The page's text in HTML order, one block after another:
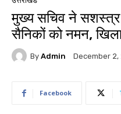
मुख्य सचिव ने सशस्त्र
सैनिकों को नमन,
By Admin December 2,
Facebook